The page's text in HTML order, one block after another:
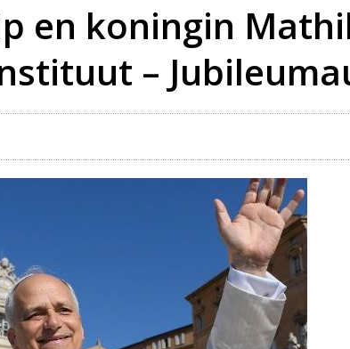
en koningin
–